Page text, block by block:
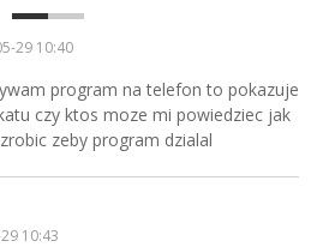
29 10:40
program na telefon to pokazuje
czy ktos moze mi powiedziec jak
zeby program dzialal
10:43